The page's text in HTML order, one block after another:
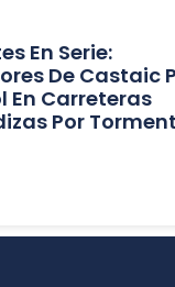
En Serie:
De Castaic
En Carreteras
Por